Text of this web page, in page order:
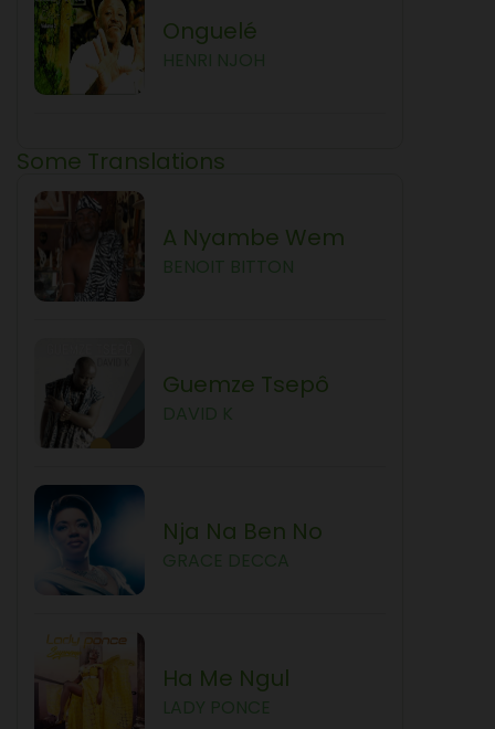
Onguelé
Some Translations
A Nyambe Wem
Guemze Tsepô
Nja Na Ben No
Ha Me Ngul